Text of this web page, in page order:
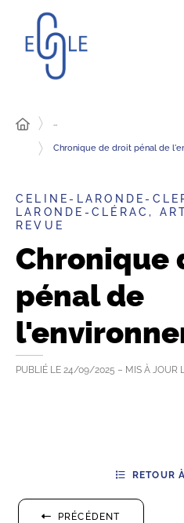
…
Chronique de droit pénal de
CELINE-LARONDE-
LARONDE-CLÉRAC,
REVUE
Chronique
pénal de
PUBLIÉ LE 24/09/2025 – MIS À JOUR
PRÉCÉDENT
RETOUR